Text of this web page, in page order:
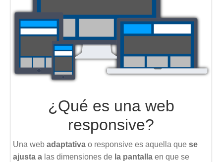
¿Qué es una web
responsive?
Una webadaptativa o responsive es aquella quese
ajusta a las dimensiones de la pantalla en que se